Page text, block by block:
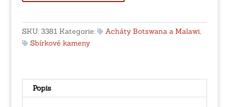
Malawi
jihovýchodní
Afrika
SKU: 3381 Kategorie: Acháty Botswana a Malawi,
Sbírkové kameny
Popis